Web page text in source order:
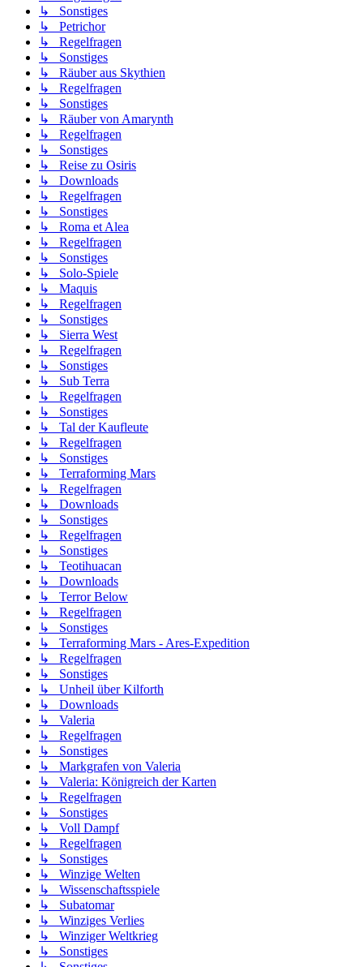
↳ Sonstiges
↳ Petrichor
↳ Regelfragen
↳ Sonstiges
↳ Räuber aus Skythien
↳ Regelfragen
↳ Sonstiges
↳ Räuber von Amarynth
↳ Regelfragen
↳ Sonstiges
↳ Reise zu Osiris
↳ Downloads
↳ Regelfragen
↳ Sonstiges
↳ Roma et Alea
↳ Regelfragen
↳ Sonstiges
↳ Solo-Spiele
↳ Maquis
↳ Regelfragen
↳ Sonstiges
↳ Sierra West
↳ Regelfragen
↳ Sonstiges
↳ Sub Terra
↳ Regelfragen
↳ Sonstiges
↳ Tal der Kaufleute
↳ Regelfragen
↳ Sonstiges
↳ Terraforming Mars
↳ Regelfragen
↳ Downloads
↳ Sonstiges
↳ Regelfragen
↳ Sonstiges
↳ Teotihuacan
↳ Downloads
↳ Terror Below
↳ Regelfragen
↳ Sonstiges
↳ Terraforming Mars - Ares-Expedition
↳ Regelfragen
↳ Sonstiges
↳ Unheil über Kilforth
↳ Downloads
↳ Valeria
↳ Regelfragen
↳ Sonstiges
↳ Markgrafen von Valeria
↳ Valeria: Königreich der Karten
↳ Regelfragen
↳ Sonstiges
↳ Voll Dampf
↳ Regelfragen
↳ Sonstiges
↳ Winzige Welten
↳ Wissenschaftsspiele
↳ Subatomar
↳ Winziges Verlies
↳ Winziger Weltkrieg
↳ Sonstiges